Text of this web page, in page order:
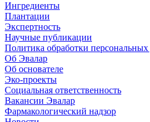
Ингредиенты
Плантации
Экспертность
Научные публикации
Политика обработки
Об Эвалар
Об основателе
Эко-проекты
Социальная ответственность
Вакансии Эвалар
Фармакологический надзор